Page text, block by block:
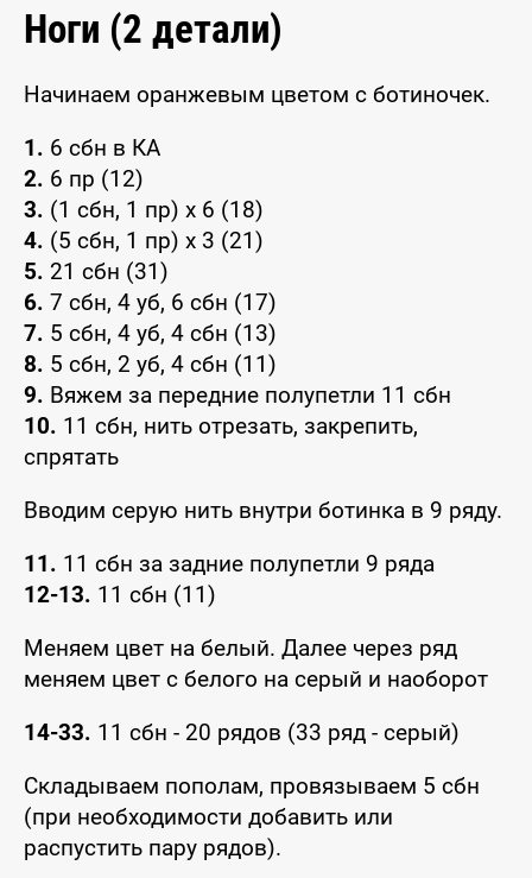
Ноги (2 детали)
Начинаем оранжевым цветом с ботиночек.
1. 6 сбн в КА
2. 6 пр (12)
3. (1 сбн, 1 пр) х 6 (18)
4. (5 сбн, 1 пр) х 3 (21)
5. 21 сбн (31)
6. 7 сбн, 4 уб, 6 сбн (17)
7. 5 сбн, 4 уб, 4 сбн (13)
8. 5 сбн, 2 уб, 4 сбн (11)
9. Вяжем за передние полупетли 11 сбн
10. 11 сбн, нить отрезать, закрепить,
спрятать
Вводим серую нить внутри ботинка в 9 ряду.
11. 11 сбн за задние полупетли 9 ряда
12-13. 11 сбн (11)
Меняем цвет на белый. Далее через ряд
меняем цвет с белого на серый и наоборот
14-33. 11 сбн - 20 рядов (33 ряд - серый)
Складываем пополам, провязываем 5 сбн
(при необходимости добавить или
распустить пару рядов).